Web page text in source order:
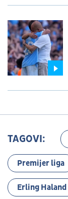
TAGOVI:
Premijer liga
Erling Haland